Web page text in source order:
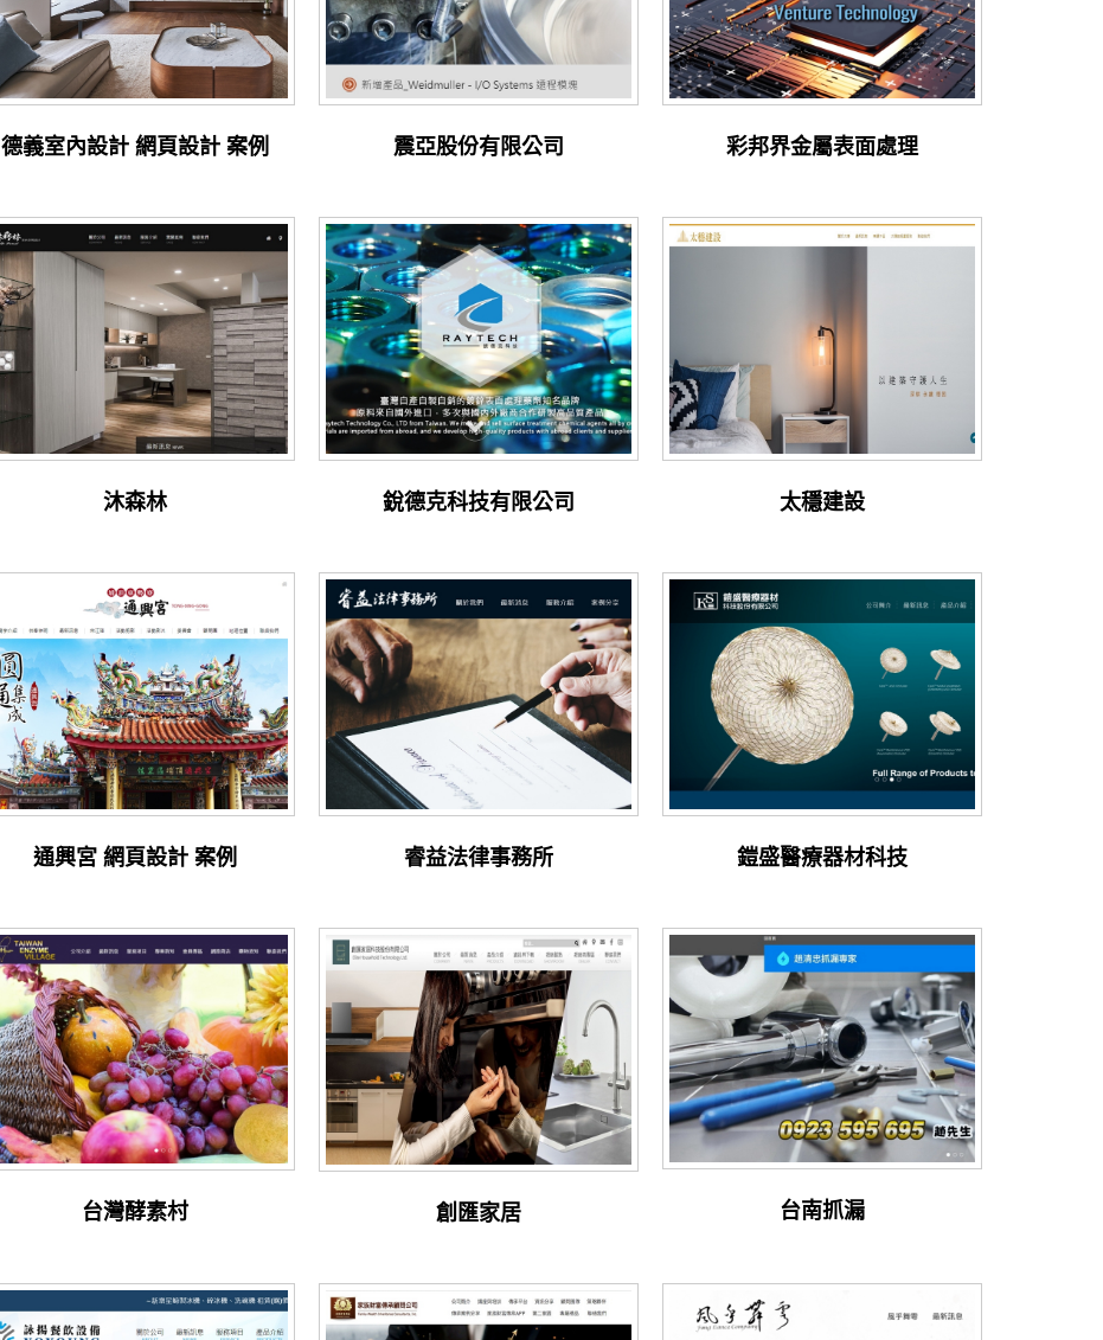
德義室內設計 網頁設計 案例 震亞股份有限公司 彩邦界金屬表面處理
沐森林 銳德克科技有限公司 太穩建設
通興宮 網頁設計 案例 睿益法律事務所 鎧盛醫療器材科技
台灣酵素村 創匯家居 台南抓漏